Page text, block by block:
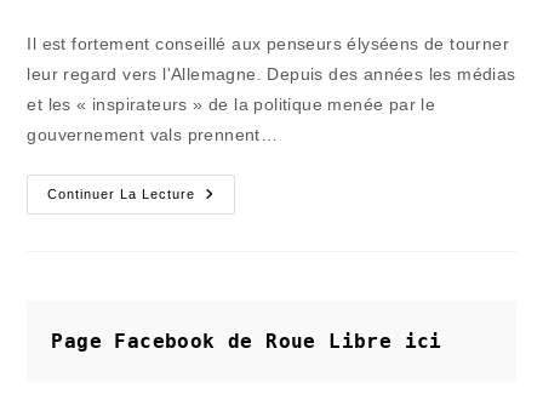
publication :
Il est fortement conseillé aux penseurs élyséens de tourner
leur regard vers l'Allemagne. Depuis des années les médias
et les « inspirateurs » de la politique menée par le
gouvernement vals prennent…
Continuer La Lecture
La
Vraie
Page Facebook de Roue Libre ici